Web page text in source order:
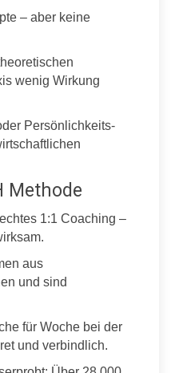
– aber keine
wenig Wirkung
Persönlichkeits-
Methode
1:1 Coaching –
aus
und sind
für Woche bei der
und verbindlich.